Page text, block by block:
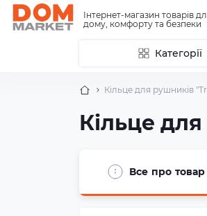
Інтернет-магазин товарів
дому, комфорту та безпеки
Категорії
Кільце для рушників
Кільце
Все про товар